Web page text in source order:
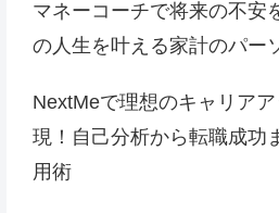
マネーコーチで将来の不安
の人生を叶える家計のパー
NextMeで理想のキャリア
現！自己分析から転職成功
用術